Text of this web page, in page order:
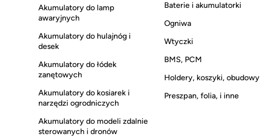
Akumulatory do lamp
awaryjnych
Akumulatory do hulajnóg i
desek
Akumulatory do łódek
zanętowych
Akumulatory do kosiarek i
narzędzi ogrodniczych
Akumulatory do modeli zdalnie
sterowanych i dronów
Baterie i akumulatorki
Ogniwa
Wtyczki
BMS, PCM
Holdery, koszyki, obudowy
Preszpan, folia, i inne